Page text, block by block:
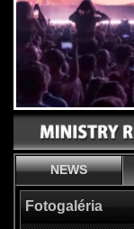
NEWS
Fotogaléria